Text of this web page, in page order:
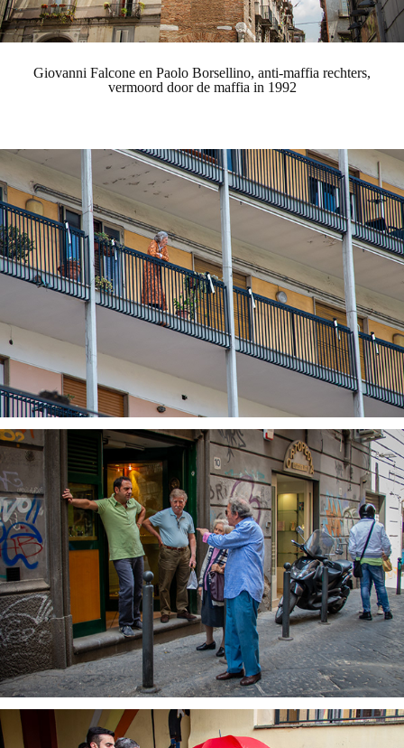
Giovanni Falcone en Paolo Borsellino, anti-maffia rechters,
vermoord door de maffia in 1992